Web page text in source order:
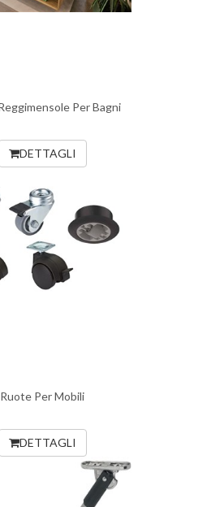
Per Bagni
DETTAGLI
Ruote Per Mobili
DETTAGLI